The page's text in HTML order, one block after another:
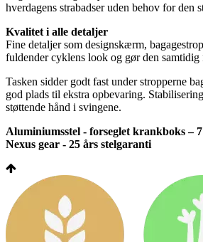
hverdagens strabadser uden behov for den
Kvalitet i alle detaljer
Fine detaljer som designskærm,
fuldender cyklens look og gør den samtidig
Tasken sidder godt fast under stropperne
god plads til ekstra opbevaring.
støttende hånd i svingene.
Aluminiumsstel - forseglet krankboks –
Nexus gear - 25 års stelgaranti